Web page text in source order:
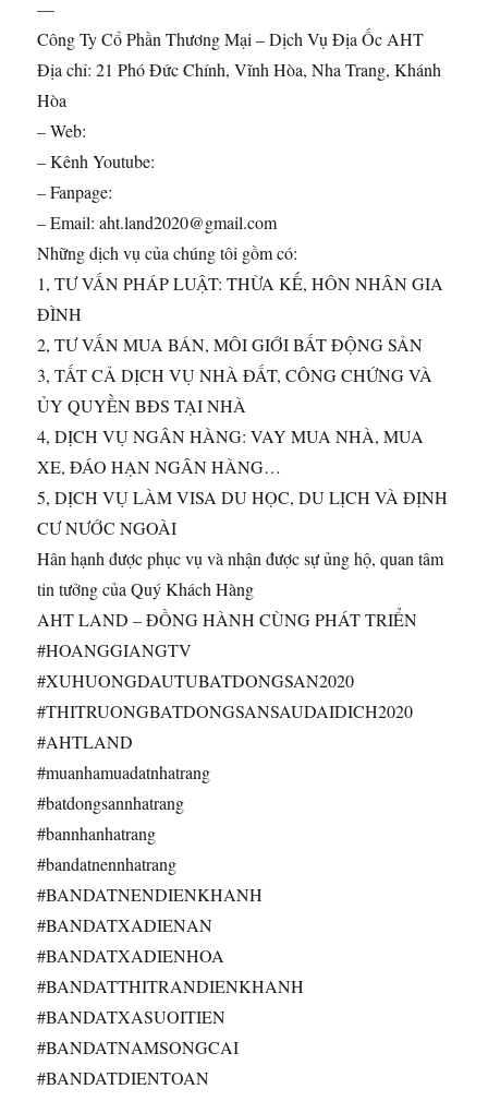
—
Công Ty Cổ Phần Thương Mại – Dịch Vụ Địa Ốc AHT
Địa chỉ: 21 Phó Đức Chính, Vĩnh Hòa, Nha Trang, Khánh
Hòa
– Web:
– Kênh Youtube:
– Fanpage:
– Email: aht.land2020@gmail.com
Những dịch vụ của chúng tôi gồm có:
1, TƯ VẤN PHÁP LUẬT: THỪA KẾ, HÔN NHÂN GIA
ĐÌNH
2, TƯ VẤN MUA BÁN, MÔI GIỚI BẤT ĐỘNG SẢN
3, TẤT CẢ DỊCH VỤ NHÀ ĐẤT, CÔNG CHỨNG VÀ
ỦY QUYỀN BĐS TẠI NHÀ
4, DỊCH VỤ NGÂN HÀNG: VAY MUA NHÀ, MUA
XE, ĐÁO HẠN NGÂN HÀNG…
5, DỊCH VỤ LÀM VISA DU HỌC, DU LỊCH VÀ ĐỊNH
CƯ NƯỚC NGOÀI
Hân hạnh được phục vụ và nhận được sự ủng hộ, quan tâm
tin tưởng của Quý Khách Hàng
AHT LAND – ĐỒNG HÀNH CÙNG PHÁT TRIỂN
#HOANGGIANGTV
#XUHUONGDAUTUBATDONGSAN2020
#THITRUONGBATDONGSANSAUDAIDICH2020
#AHTLAND
#muanhamuadatnhatrang
#batdongsannhatrang
#bannhanhatrang
#bandatnennhatrang
#BANDATNENDIENKHANH
#BANDATXADIENAN
#BANDATXADIENHOA
#BANDATTHITRANDIENKHANH
#BANDATXASUOITIEN
#BANDATNAMSONGCAI
#BANDATDIENTOAN